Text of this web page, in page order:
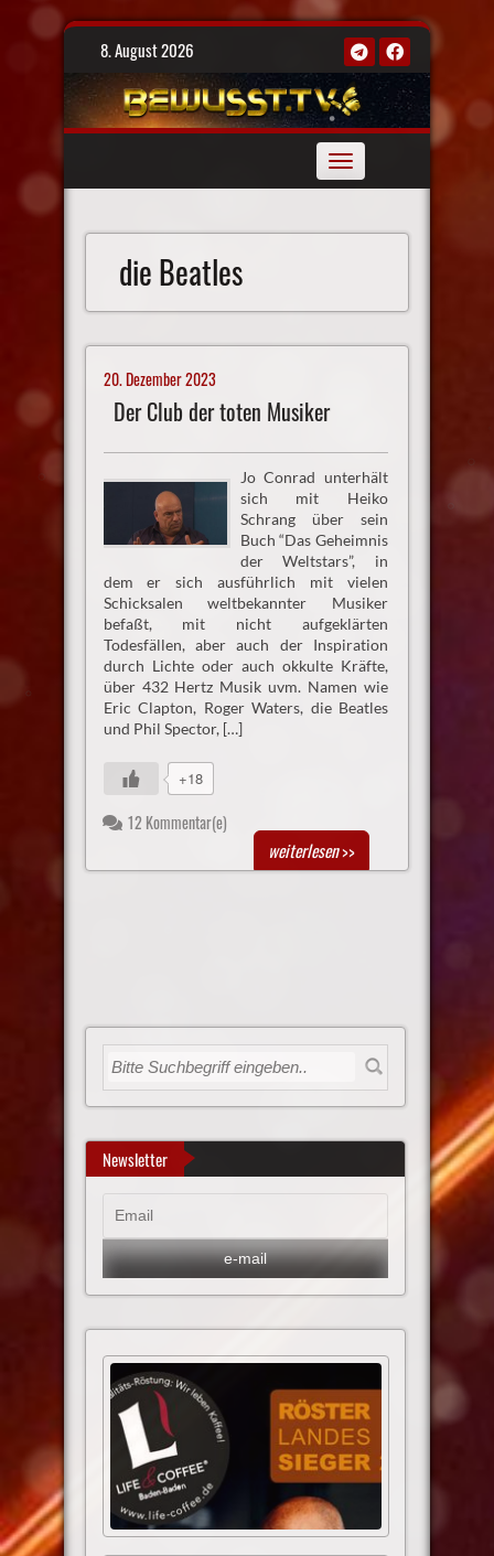
Skip
8. August 2026
Toggle
navigation
die Beatles
20. Dezember 2023
Der Club der toten Musiker
Jo Conrad unterhält
sich mit Heiko
Schrang über sein
Buch “Das Geheimnis
der Weltstars”, in
dem er sich ausführlich mit vielen
Schicksalen weltbekannter Musiker
befaßt, mit nicht aufgeklärten
Todesfällen, aber auch der Inspiration
durch Lichte oder auch okkulte Kräfte,
über 432 Hertz Musik uvm. Namen wie
Eric Clapton, Roger Waters, die Beatles
und Phil Spector, […]
+18
12 Kommentar(e)
weiterlesen>>
Newsletter